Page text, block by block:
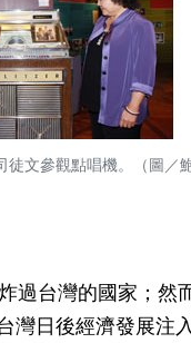
文參觀點唱機。（圖／鮑
過台灣的國家；然
灣日後經濟發展注